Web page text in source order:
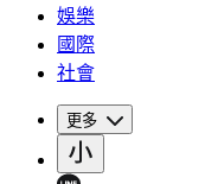
娛樂
國際
社會
更多